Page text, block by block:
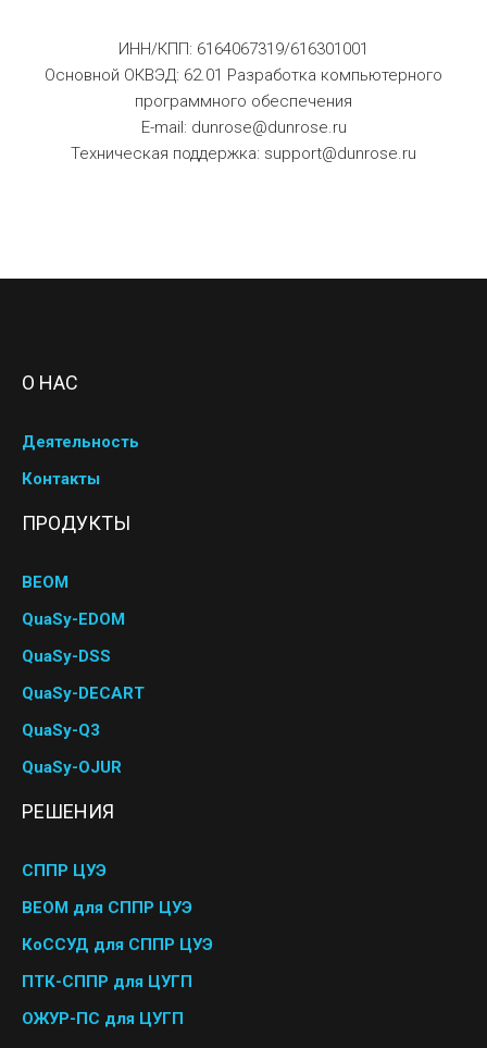
ИНН/КПП: 6164067319/616301001
Основной ОКВЭД: 62.01 Разработка компьютерного
программного обеспечения
E-mail: dunrose@dunrose.ru
Техническая поддержка: support@dunrose.ru
О НАС
Деятельность
Контакты
ПРОДУКТЫ
BEOM
QuaSy-EDOM
QuaSy-DSS
QuaSy-DECART
QuaSy-Q3
QuaSy-OJUR
РЕШЕНИЯ
СППР ЦУЭ
BEOM для СППР ЦУЭ
КоССУД для СППР ЦУЭ
ПТК-СППР для ЦУГП
ОЖУР-ПС для ЦУГП